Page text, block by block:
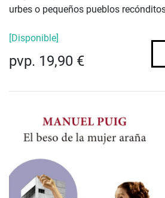
urbes o pequeños pueblos
[Disponible]
pvp. 19,90 €